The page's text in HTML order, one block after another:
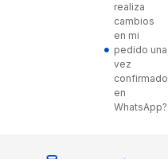
realiza
cambios
en mi
pedido una
vez
confirmado
en
WhatsApp?